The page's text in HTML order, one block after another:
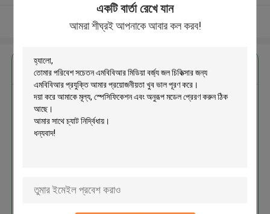
একটি বার্তা রেখে যান
আমরা শীঘ্রই আপনাকে আবার কল করব!
আরো দেখুন
এর সেরা মূল্য পান
পরিবেশ সচেতন এমবিবিআর মিডিয়া বর্জ্য জল
চিকিত্সার জন্য এমবিবিআর প্রযুক্তি
চালিয়ে